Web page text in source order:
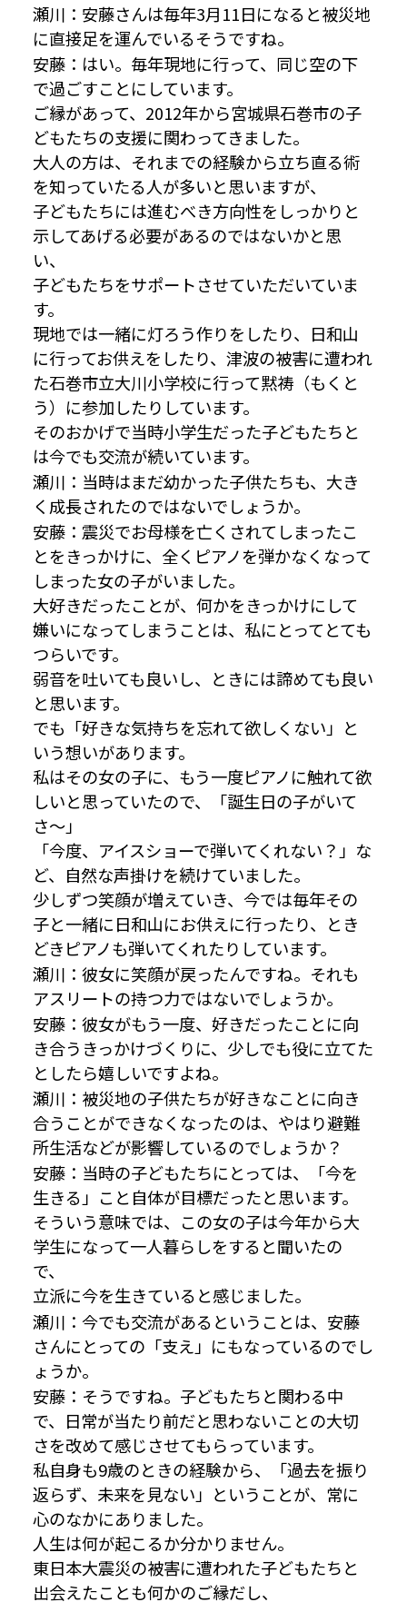
瀬川：安藤さんは毎年3月11日になると被災地
に直接足を運んでいるそうですね。
安藤：はい。毎年現地に行って、同じ空の下
で過ごすことにしています。
ご縁があって、2012年から宮城県石巻市の子
どもたちの支援に関わってきました。
大人の方は、それまでの経験から立ち直る術
を知っていたる人が多いと思いますが、
子どもたちには進むべき方向性をしっかりと
示してあげる必要があるのではないかと思
い、
子どもたちをサポートさせていただいていま
す。
現地では一緒に灯ろう作りをしたり、日和山
に行ってお供えをしたり、津波の被害に遭われ
た石巻市立大川小学校に行って黙祷（もくと
う）に参加したりしています。
そのおかげで当時小学生だった子どもたちと
は今でも交流が続いています。
瀬川：当時はまだ幼かった子供たちも、大き
く成長されたのではないでしょうか。
安藤：震災でお母様を亡くされてしまったこ
とをきっかけに、全くピアノを弾かなくなって
しまった女の子がいました。
大好きだったことが、何かをきっかけにして
嫌いになってしまうことは、私にとってとても
つらいです。
弱音を吐いても良いし、ときには諦めても良い
と思います。
でも「好きな気持ちを忘れて欲しくない」と
いう想いがあります。
私はその女の子に、もう一度ピアノに触れて欲
しいと思っていたので、「誕生日の子がいて
さ〜」
「今度、アイスショーで弾いてくれない？」な
ど、自然な声掛けを続けていました。
少しずつ笑顔が増えていき、今では毎年その
子と一緒に日和山にお供えに行ったり、とき
どきピアノも弾いてくれたりしています。
瀬川：彼女に笑顔が戻ったんですね。それも
アスリートの持つ力ではないでしょうか。
安藤：彼女がもう一度、好きだったことに向
き合うきっかけづくりに、少しでも役に立てた
としたら嬉しいですよね。
瀬川：被災地の子供たちが好きなことに向き
合うことができなくなったのは、やはり避難
所生活などが影響しているのでしょうか？
安藤：当時の子どもたちにとっては、「今を
生きる」こと自体が目標だったと思います。
そういう意味では、この女の子は今年から大
学生になって一人暮らしをすると聞いたの
で、
立派に今を生きていると感じました。
瀬川：今でも交流があるということは、安藤
さんにとっての「支え」にもなっているのでし
ょうか。
安藤：そうですね。子どもたちと関わる中
で、日常が当たり前だと思わないことの大切
さを改めて感じさせてもらっています。
私自身も9歳のときの経験から、「過去を振り
返らず、未来を見ない」ということが、常に
心のなかにありました。
人生は何が起こるか分かりません。
東日本大震災の被害に遭われた子どもたちと
出会えたことも何かのご縁だし、